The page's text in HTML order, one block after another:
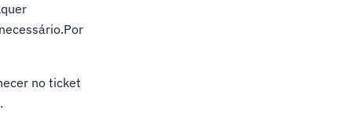
no ticket